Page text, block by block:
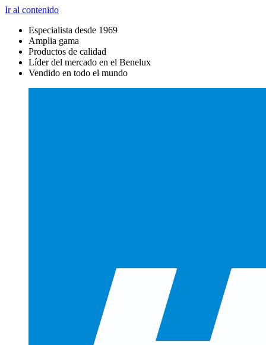
Ir al contenido
Especialista desde 1969
Amplia gama
Productos de calidad
Líder del mercado en el Benelux
Vendido en todo el mundo